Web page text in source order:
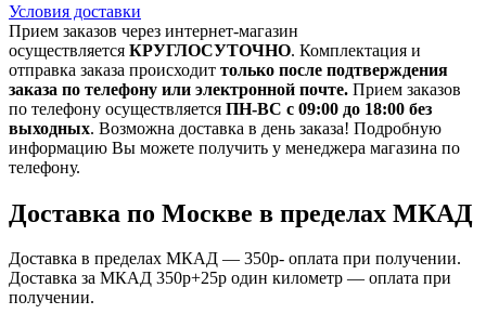
Условия доставки
Прием заказов через интернет-магазин
осуществляется КРУГЛОСУТОЧНО. Комплектация и
отправка заказа происходит только после подтверждения
заказа по телефону или электронной почте. Прием заказов
по телефону осуществляется ПН-ВС с 09:00 до 18:00 без
выходных. Возможна доставка в день заказа! Подробную
информацию Вы можете получить у менеджера магазина по
телефону.
Доставка по Москве в пределах МКАД
Доставка в пределах МКАД — 350р- оплата при получении.
Доставка за МКАД 350р+25р один километр — оплата при
получении.